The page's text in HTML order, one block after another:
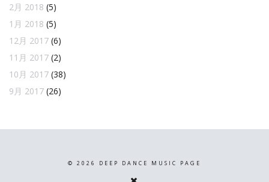
2月 2018 (5)
1月 2018 (5)
12月 2017 (6)
11月 2017 (2)
10月 2017 (38)
9月 2017 (26)
© 2026 DEEP DANCE MUSIC PAGE